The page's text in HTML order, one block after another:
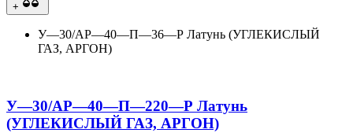
+
У—30/АР—40—П—36—Р Латунь (УГЛЕКИСЛЫЙ
ГАЗ, АРГОН)
У—30/АР—40—П—220—Р Латунь
(УГЛЕКИСЛЫЙ ГАЗ, АРГОН)